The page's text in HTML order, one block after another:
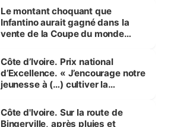
Le montant choquant que
Infantino aurait gagné dans la
vente de la Coupe du monde
Côte d’Ivoire. Prix national
d’Excellence. « J’encourage notre
jeunesse à (…) cultiver la
(Alassane Ouattara
Côte d'Ivoire. Sur la route de
Bingerville, après pluies et